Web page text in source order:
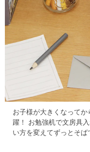
お子様が大きくなって
躍！
お勉強机で文房具
い方を変えてずっとそば